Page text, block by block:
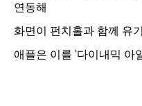
연동해
화면이 펀치홀과 함께 유
애플은 이를 '다이내믹 아